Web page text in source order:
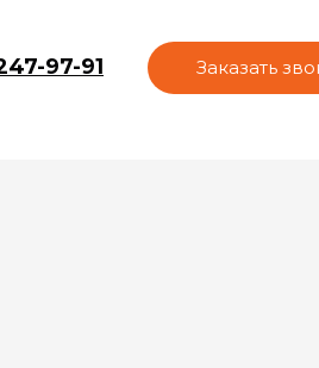
97-91 Заказать